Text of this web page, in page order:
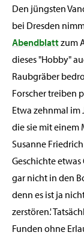
Den jüngsten
bei Dresden
Abendblattzum
dieses "Hobby"
Raubgräber
Forscher treiben
Etwa zehnmal im
die sie mit einem
Susanne
Geschichte
gar nicht in den
denn es ist ja
zerstören.'
Funden ohne